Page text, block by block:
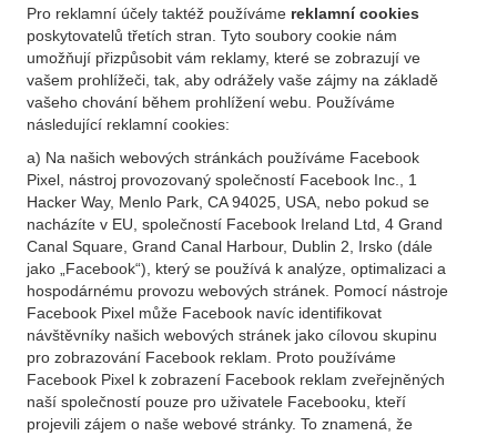
Pro reklamní účely taktéž používáme reklamní cookies
poskytovatelů třetích stran. Tyto soubory cookie nám
umožňují přizpůsobit vám reklamy, které se zobrazují ve
vašem prohlížeči, tak, aby odrážely vaše zájmy na základě
vašeho chování během prohlížení webu. Používáme
následující reklamní cookies:
a) Na našich webových stránkách používáme Facebook
Pixel, nástroj provozovaný společností Facebook Inc., 1
Hacker Way, Menlo Park, CA 94025, USA, nebo pokud se
nacházíte v EU, společností Facebook Ireland Ltd, 4 Grand
Canal Square, Grand Canal Harbour, Dublin 2, Irsko (dále
jako „Facebook“), který se používá k analýze, optimalizaci a
hospodárnému provozu webových stránek. Pomocí nástroje
Facebook Pixel může Facebook navíc identifikovat
návštěvníky našich webových stránek jako cílovou skupinu
pro zobrazování Facebook reklam. Proto používáme
Facebook Pixel k zobrazení Facebook reklam zveřejněných
naší společností pouze pro uživatele Facebooku, kteří
projevili zájem o naše webové stránky. To znamená, že